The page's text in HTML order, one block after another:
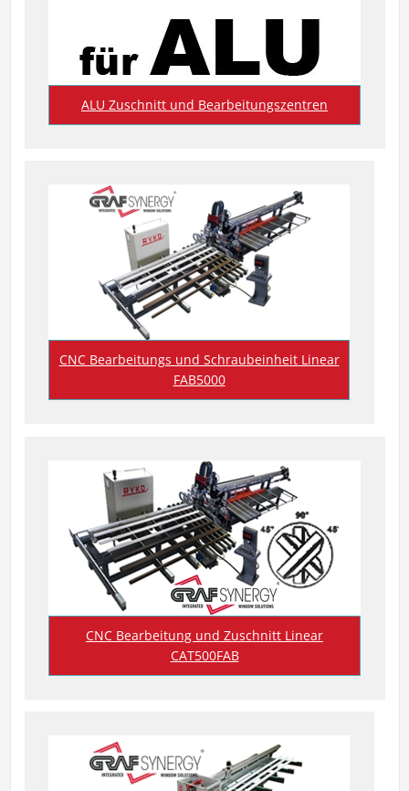
ALU Zuschnitt und Bearbeitungszentren
CNC Bearbeitungs und Schraubeinheit Linear
FAB5000
CNC Bearbeitung und Zuschnitt Linear
CAT500FAB